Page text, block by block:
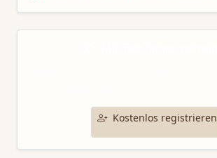
Kostenlos registrieren